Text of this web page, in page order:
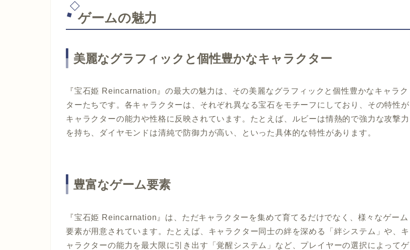
ゲームの魅力
美麗なグラフィックと個性豊かなキャラクター
『宝石姫 Reincarnation』の最大の魅力は、その美麗なグラフィックと個性豊かなキャラク
ターたちです。各キャラクターは、それぞれ異なる宝石をモチーフにしており、その特性が
キャラクターの能力や性格に反映されています。たとえば、ルビーは情熱的で強力な攻撃力
を持ち、ダイヤモンドは清純で防御力が高い、といった具体的な特性があります。
豊富なゲーム要素
『宝石姫 Reincarnation』は、ただキャラクターを集めて育てるだけでなく、様々なゲーム
要素が用意されています。たとえば、キャラクター同士の絆を深める「絆システム」や、キ
ャラクターの能力を最大限に引き出す「覚醒システム」など、プレイヤーの選択によってゲ